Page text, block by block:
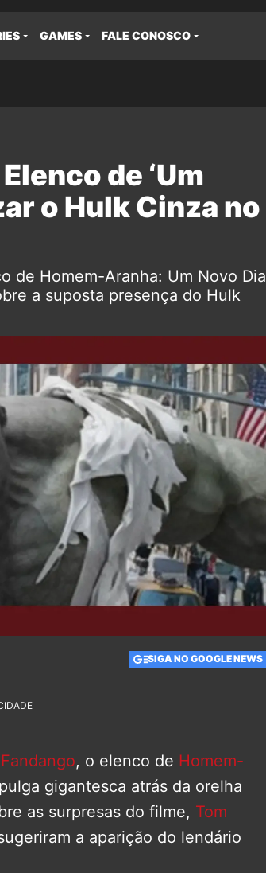
GAMES FALE CONOSCO
de ‘Um
o Hulk Cinza no
de Homem-Aranha: Um Novo Dia
a suposta presença do Hulk
SIGA NO GOOGLE NEWS
Fandango, o elenco de Homem-
gigantesca atrás da orelha
as surpresas do filme, Tom
a aparição do lendário